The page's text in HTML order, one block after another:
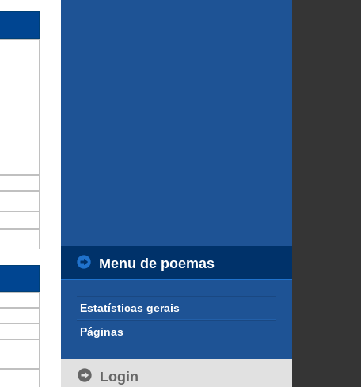
Menu de poemas
Estatísticas gerais
Páginas
Login